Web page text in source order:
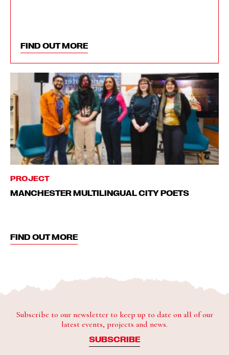
FIND OUT MORE
PROJECT
MANCHESTER MULTILINGUAL CITY POETS
FIND OUT MORE
Subscribe to our newsletter to keep up to date on all of our
latest events, projects and news.
SUBSCRIBE